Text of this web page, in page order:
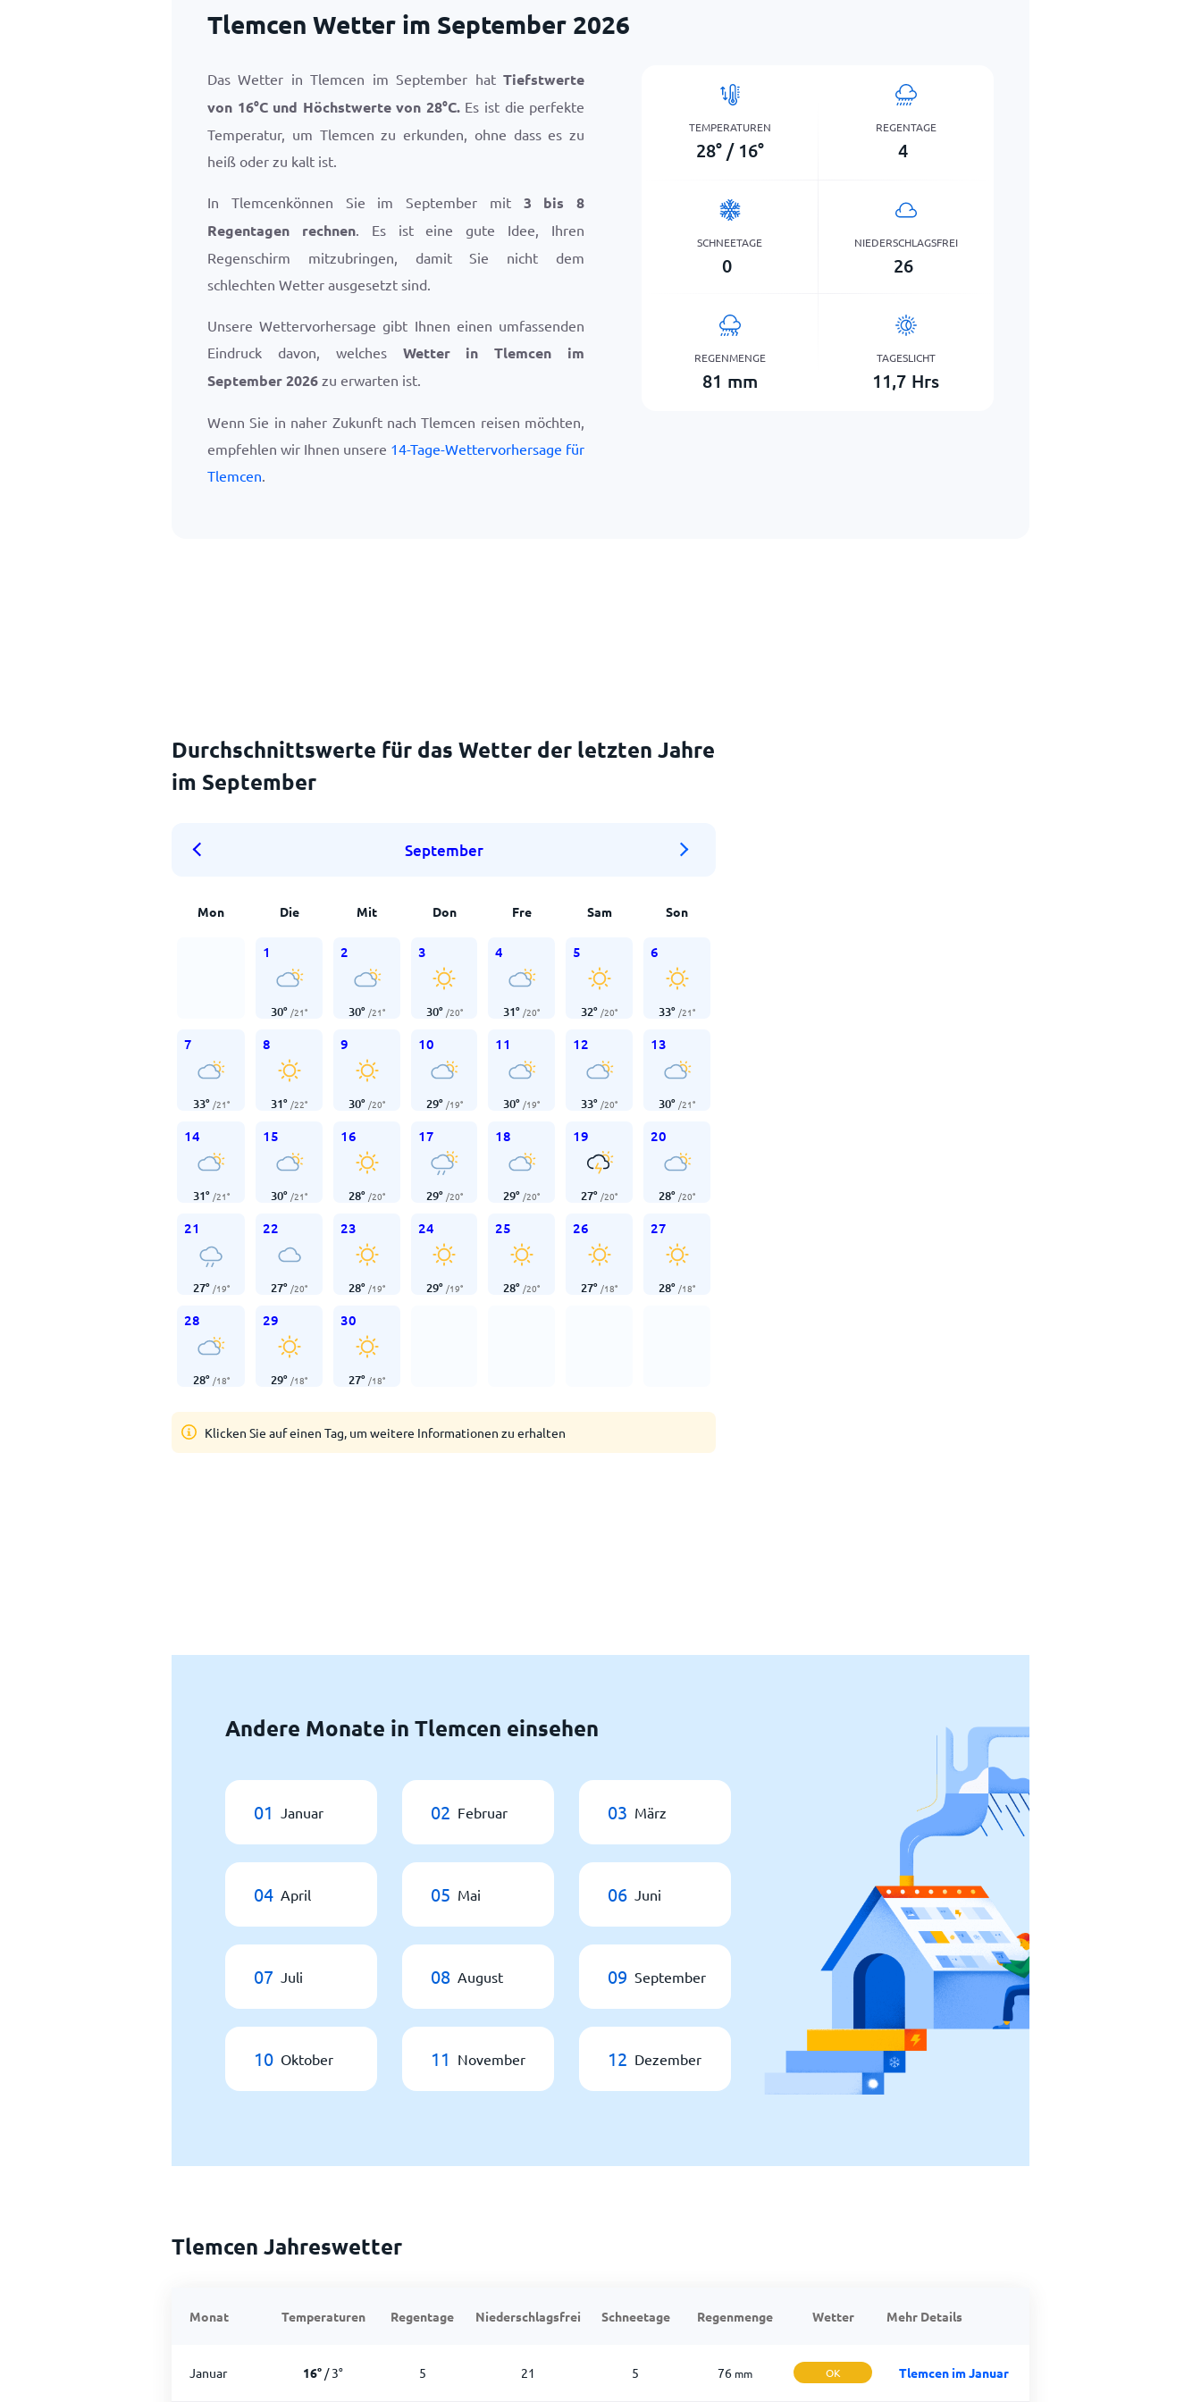
Tlemcen Wetter im September 2026
Das Wetter in Tlemcen im September hatTiefstwerte
von 16°Cund Höchstwerte von 28°C.Es ist die perfekte
Temperatur, um Tlemcen zu erkunden, ohne dass es zu
heiß oder zu kalt ist.
In Tlemcenkönnen Sie im September mit 3 bis 8
Regentagen rechnen. Es ist eine gute Idee, Ihren
Regenschirm mitzubringen, damit Sie nicht dem
schlechten Wetter ausgesetzt sind.
Unsere Wettervorhersage gibt Ihnen einen umfassenden
Eindruck davon, welches Wetter in Tlemcen im
September 2026 zu erwarten ist.
Wenn Sie in naher Zukunft nach Tlemcen reisen möchten,
empfehlen wir Ihnen unsere 14-Tage-Wettervorhersage für
Tlemcen.
TEMPERATUREN
28° / 16°
REGENTAGE
4
SCHNEETAGE
0
NIEDERSCHLAGSFREI
26
REGENMENGE
81 mm
TAGESLICHT
11,7 Hrs
Durchschnittswerte für das Wetter der letzten Jahre
im September
September
Mon Die Mit Don Fre Sam Son
1
30° /21°
2
30° /21°
3
30° /20°
4
31° /20°
5
32° /20°
6
33° /21°
7
33° /21°
8
31° /22°
9
30° /20°
10
29° /19°
11
30° /19°
12
33° /20°
13
30° /21°
14
31° /21°
15
30° /21°
16
28° /20°
17
29° /20°
18
29° /20°
19
27° /20°
20
28° /20°
21
27° /19°
22
27° /20°
23
28° /19°
24
29° /19°
25
28° /20°
26
27° /18°
27
28° /18°
28
28° /18°
29
29° /18°
30
27° /18°
Klicken Sie auf einen Tag, um weitere Informationen zu erhalten
Andere Monate in Tlemcen einsehen
01 Januar 02 Februar 03 März
04 April 05 Mai 06 Juni
07 Juli 08 August 09 September
10 Oktober 11 November 12 Dezember
Tlemcen Jahreswetter
Monat Temperaturen Regentage Niederschlagsfrei Schneetage Regenmenge Wetter Mehr Details
Januar 16° /3° 5 21 5 76 mm OK Tlemcen im Januar